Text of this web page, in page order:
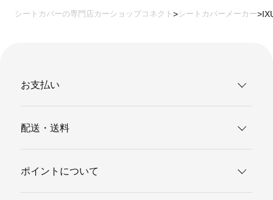
シートカバーの専門店カーショップコネクト シートカバーメーカー
お支払い
配送・送料
ポイントについて